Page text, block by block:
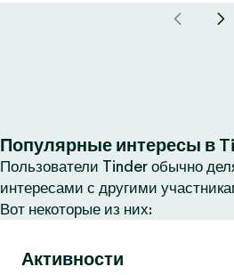
Популярные интересы в
Пользователи Tinder обычно
интересами с другими
Вот некоторые из них:
Активности